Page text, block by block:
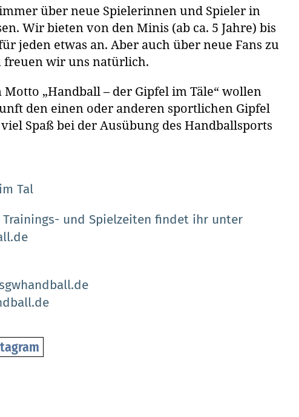
über neue Spielerinnen und Spieler in
Wir bieten von den Minis (ab ca. 5 Jahre) bis
jeden etwas an. Aber auch über neue Fans zu
freuen wir uns natürlich.
„Handball – der Gipfel im Täle“ wollen
den einen oder anderen sportlichen Gipfel
Spaß bei der Ausübung des Handballsports
Tal
Trainings- und Spielzeiten findet ihr unter